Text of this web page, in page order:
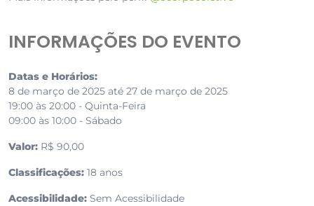
INFORMAÇÕES DO EVENTO
Datas e Horários:
8 de março de 2025 até 27 de março de 2025
19:00 às 20:00 - Quinta-Feira
09:00 às 10:00 - Sábado
Valor: R$ 90,00
Classificações: 18 anos
Acessibilidade: Sem Acessibilidade